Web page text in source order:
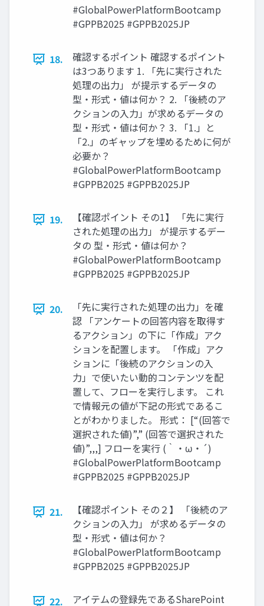
#GlobalPowerPlatformBootcamp
#GPPB2025 #GPPB2025JP
18.
確認するポイント 確認するポイント
は3つあります 1. 「先に実行された
処理の出力」 が提示するデータの
型・形式・値は何か？ 2. 「後続のア
クションの入力」が求めるデータの
型・形式・値は何か？ 3. 「1.」と
「2.」のギャップを埋めるために何が
必要か？
#GlobalPowerPlatformBootcamp
#GPPB2025 #GPPB2025JP
19.
【確認ポイント その1】 「先に実行
された処理の出力」 が提示するデー
タの 型・形式・値は何か？
#GlobalPowerPlatformBootcamp
#GPPB2025 #GPPB2025JP
20.
「先に実行された処理の出力」を確
認 「アンケートの回答内容を取得す
るアクション」の下に「作成」アク
ションを配置します。 「作成」アク
ションに「後続のアクションの入
力」で使いたい動的コンテンツを配
置して、フローを実行します。 これ
で情報元の値が下記の形式であるこ
とがわかりました。 形式： [“(回答で
選択された値)”,” (回答で選択された
値)”,,,] フローを実行 (｀・ω・´)
#GlobalPowerPlatformBootcamp
#GPPB2025 #GPPB2025JP
21.
【確認ポイント その２】 「後続のア
クションの入力」 が求めるデータの
型・形式・値は何か？
#GlobalPowerPlatformBootcamp
#GPPB2025 #GPPB2025JP
22.
アイテムの登録先であるSharePoint